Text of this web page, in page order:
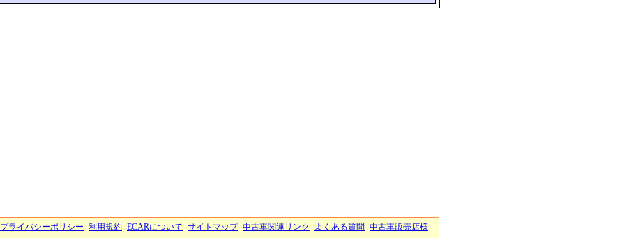
プライバシーポリシー 利用規約 ECARについて サイトマップ 中古車関連リンク よくある質問 中古車販売店様